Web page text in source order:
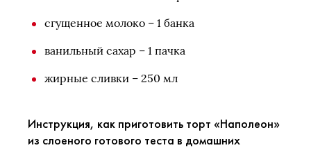
сгущенное молоко – 1 банка
ванильный сахар – 1 пачка
жирные сливки – 250 мл
Инструкция, как приготовить торт «Наполеон»
из слоеного готового теста в домашних